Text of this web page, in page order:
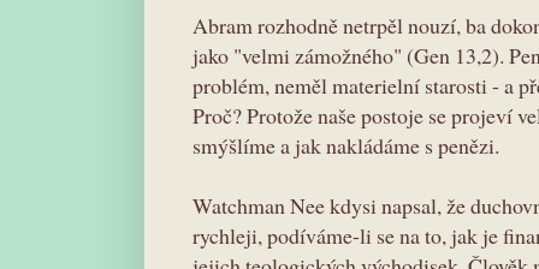
Abram rozhodně netrpěl nouzí, ba
jako "velmi zámožného" (Gen 13,2).
problém, neměl materielní starosti - a
Proč? Protože naše postoje se projeví
smýšlíme a jak nakládáme s penězi.
Watchman Nee kdysi napsal, že
rychleji, podíváme-li se na to, jak je